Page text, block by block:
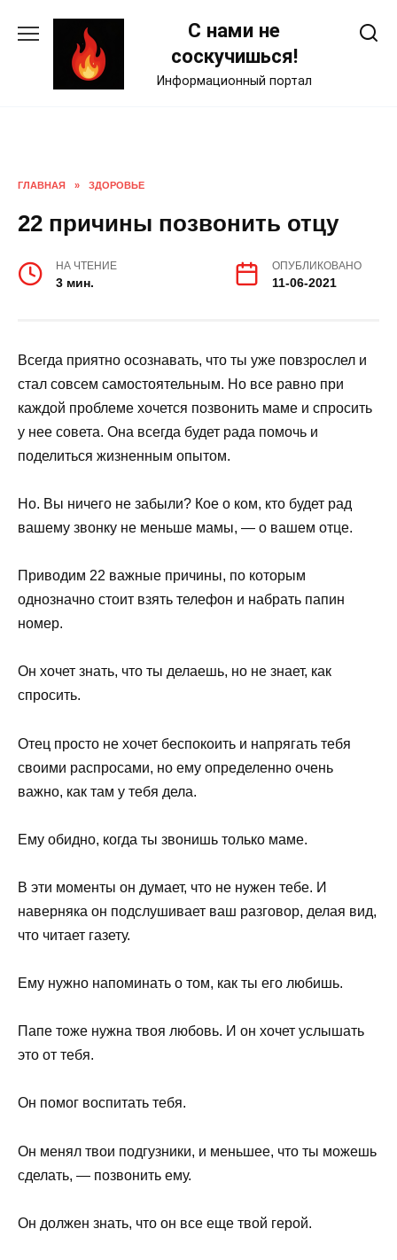
С нами не
соскучишься!
Информационный портал
ГЛАВНАЯ » ЗДОРОВЬЕ
22 причины позвонить отцу
НА ЧТЕНИЕ
3 мин.
ОПУБЛИКОВАНО
11-06-2021
Всегда приятно осознавать, что ты уже повзрослел и
стал совсем самостоятельным. Но все равно при
каждой проблеме хочется позвонить маме и спросить
у нее совета. Она всегда будет рада помочь и
поделиться жизненным опытом.
Но. Вы ничего не забыли? Кое о ком, кто будет рад
вашему звонку не меньше мамы, — о вашем отце.
Приводим 22 важные причины, по которым
однозначно стоит взять телефон и набрать папин
номер.
Он хочет знать, что ты делаешь, но не знает, как
спросить.
Отец просто не хочет беспокоить и напрягать тебя
своими распросами, но ему определенно очень
важно, как там у тебя дела.
Ему обидно, когда ты звонишь только маме.
В эти моменты он думает, что не нужен тебе. И
наверняка он подслушивает ваш разговор, делая вид,
что читает газету.
Ему нужно напоминать о том, как ты его любишь.
Папе тоже нужна твоя любовь. И он хочет услышать
это от тебя.
Он помог воспитать тебя.
Он менял твои подгузники, и меньшее, что ты можешь
сделать, — позвонить ему.
Он должен знать, что он все еще твой герой.